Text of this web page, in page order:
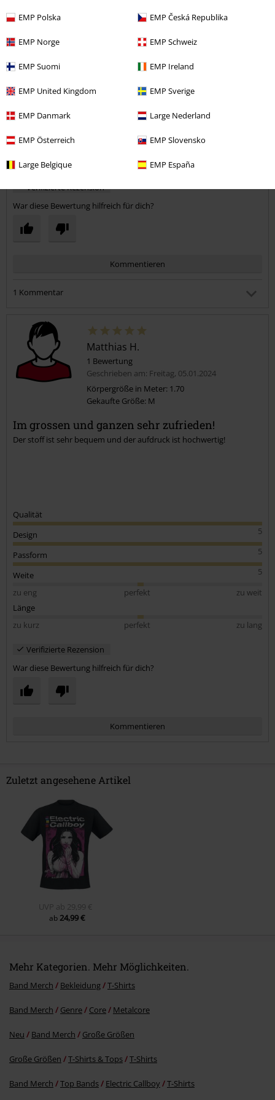
EMP Polska EMP Česká Republika
EMP Norge EMP Schweiz
EMP Suomi EMP Ireland
EMP United Kingdom EMP Sverige
EMP Danmark Large Nederland
EMP Österreich EMP Slovensko
Large Belgique EMP España
Design
Passform
Weite
Länge
zu kurz
perfekt
Verifizierte Rezension
War diese Bewertung hilfreich für dich?
Kommentieren
Kommentar jetzt abschicken!
1 Kommentar
Geschrieben am: Dienstag, 26.11.2024 17:17:27
Seltsam bei meinem ist noch alles top und ich liebe das shirt
mega
War dieser Kommentar hilfreich für dich?
Matthias H.
1 Bewertung
Geschrieben am: Freitag, 05.01.2024
Körpergröße in Meter: 1.70
Gekaufte Größe: M
Im grossen und ganzen sehr zufrieden!
Der stoff ist sehr bequem und der aufdruck ist hochwertig!
Qualität
5
Design
5
Passform
5
Weite
zu eng
perfekt
zu weit
Länge
zu kurz
perfekt zu lang
Verifizierte Rezension
War diese Bewertung hilfreich für dich?
Kommentieren
Kommentar jetzt abschicken!
Zuletzt angesehene Artikel
UVP ab 29,99 €
ab 24,99 €
Mehr Kategorien. Mehr Möglichkeiten.
Band Merch Bekleidung T-Shirts
Band Merch Genre Core Metalcore
Neu Band Merch Große Größen
Große Größen T-Shirts & Tops T-Shirts
Band Merch Top Bands Electric Callboy T-Shirts